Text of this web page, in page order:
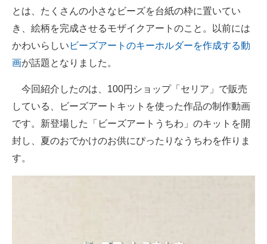
とは、たくさんの小さなビーズを台紙の枠に置いてい
き、絵柄を完成させるモザイクアートのこと。以前には
かわいらしい ビーズアートのキーホルダーを作成する動
画が話題となりました。
今回紹介したのは、100円ショップ「セリア」で販売
している、ビーズアートキットを使った作品の制作動画
です。新登場した「ビーズアートうちわ」のキットを開
封し、夏のおでかけのお供にぴったりなうちわを作りま
す。